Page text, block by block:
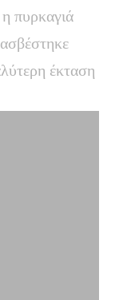
πυρκαγιά
έκταση